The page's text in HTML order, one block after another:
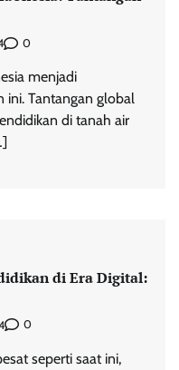
0
menjadi
ini. Tantangan global
di tanah air
di Era Digital:
0
seperti saat ini,